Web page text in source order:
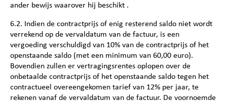
ander bewijs waarover hij beschikt .
6.2. Indien de contractprijs of enig resterend saldo niet wordt
verrekend op de vervaldatum van de factuur, is een
vergoeding verschuldigd van 10% van de contractprijs of het
openstaande saldo (met een minimum van 60,00 euro).
Bovendien zullen er vertragingsrentes oplopen over de
onbetaalde contractprijs of het openstaande saldo tegen het
contractueel overeengekomen tarief van 12% per jaar, te
rekenen vanaf de vervaldatum van de factuur. De voornoemde